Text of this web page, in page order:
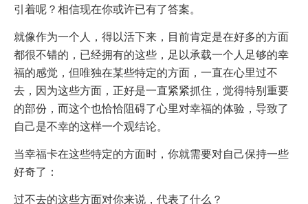
引着呢？相信现在你或许已有了答案。
就像作为一个人，得以活下来，目前肯定是在好多的方面
都很不错的，已经拥有的这些，足以承载一个人足够的幸
福的感觉，但唯独在某些特定的方面，一直在心里过不
去，因为这些方面，正好是一直紧紧抓住，觉得特别重要
的部份，而这个也恰恰阻碍了心里对幸福的体验，导致了
自己是不幸的这样一个观结论。
当幸福卡在这些特定的方面时，你就需要对自己保持一些
好奇了：
过不去的这些方面对你来说，代表了什么？